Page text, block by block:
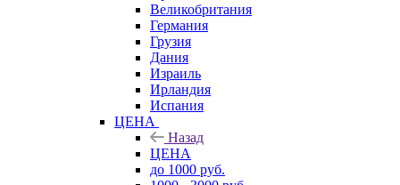
Великобритания
Германия
Грузия
Дания
Израиль
Ирландия
Испания
ЦЕНА
Назад
ЦЕНА
до 1000 руб.